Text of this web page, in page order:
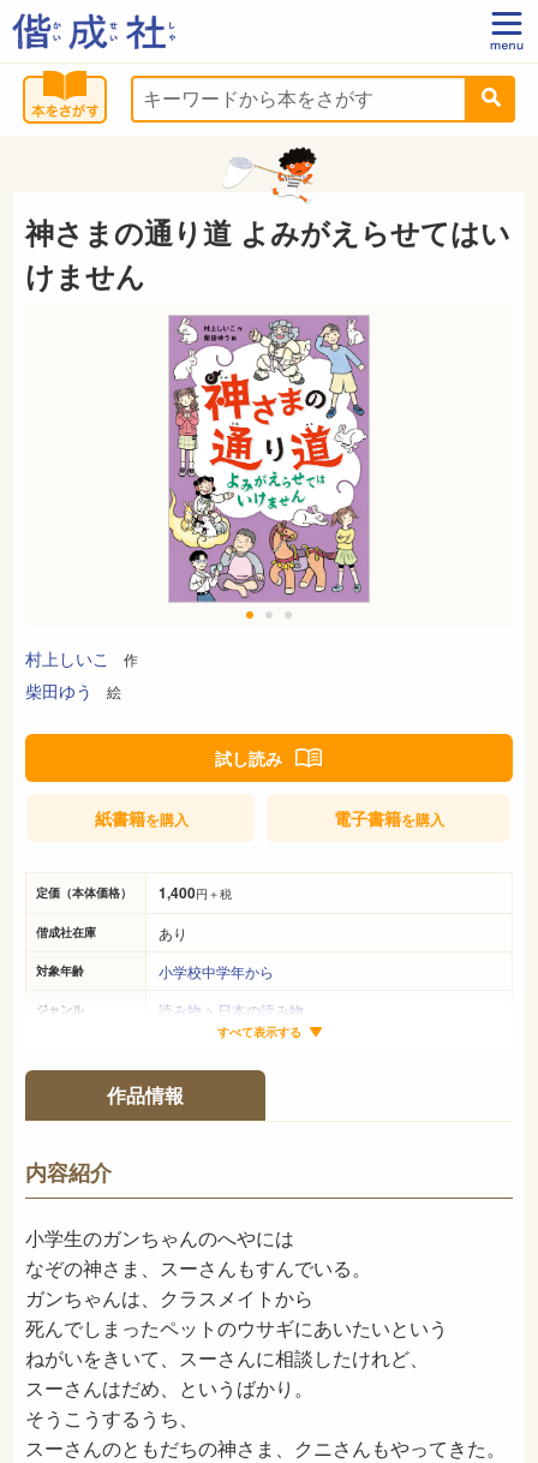
神さまの通り道 よみがえらせてはい
けません
村上しいこ 作
柴田ゆう 絵
定価（本体価格） 1,400円＋税
偕成社在庫 あり
対象年齢 小学校中学年から
ジャンル 読み物 > 日本の読み物
151ページ
ISBN 978-4-03-530780-8
NDC
発売日 2024年12月
すべて表示する
試し読み
紙書籍を購入 電子書籍を購入
作品情報
内容紹介
小学生のガンちゃんのへやには
なぞの神さま、スーさんもすんでいる。
ガンちゃんは、クラスメイトから
死んでしまったペットのウサギにあいたいという
ねがいをきいて、スーさんに相談したけれど、
スーさんはだめ、というばかり。
そうこうするうち、
スーさんのともだちの神さま、クニさんもやってきた。